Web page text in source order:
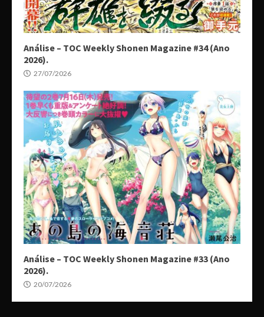
Análise – TOC Weekly Shonen Magazine #34 (Ano
2026).
27/07/2026
Análise – TOC Weekly Shonen Magazine #33 (Ano
2026).
20/07/2026